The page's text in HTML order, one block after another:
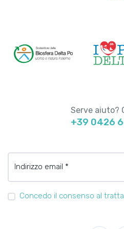
Serve aiuto?
+39 0426
Indirizzo email *
Concedo il consenso al